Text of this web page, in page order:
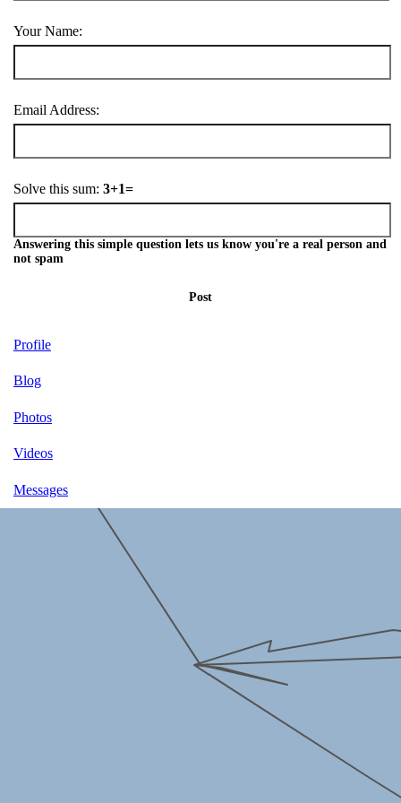
Your Name:
Email Address:
Solve this sum: 3+1=
Answering this simple question lets us know you're a real person and
not spam
Post
Profile
Blog
Photos
Videos
Messages